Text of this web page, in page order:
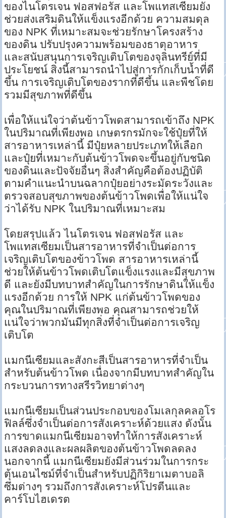
ของไนโตรเจน ฟอสฟอรัส และโพแทสเซียมยัง
ช่วยส่งเสริมดินให้แข็งแรงอีกด้วย ความสมดุล
ของ NPK ที่เหมาะสมจะช่วยรักษาโครงสร้าง
ของดิน ปรับปรุงความพร้อมของธาตุอาหาร
และสนับสนุนการเจริญเติบโตของจุลินทรีย์ที่มี
ประโยชน์ สิ่งนี้สามารถนำไปสู่การกักเก็บน้ำที่ดี
ขึ้น การเจริญเติบโตของรากที่ดีขึ้น และพืชโดย
รวมมีสุขภาพที่ดีขึ้น
เพื่อให้แน่ใจว่าต้นข้าวโพดสามารถเข้าถึง NPK
ในปริมาณที่เพียงพอ เกษตรกรมักจะใช้ปุ๋ยที่ให้
สารอาหารเหล่านี้ มีปุ๋ยหลายประเภทให้เลือก
และปุ๋ยที่เหมาะกับต้นข้าวโพดจะขึ้นอยู่กับชนิด
ของดินและปัจจัยอื่นๆ สิ่งสำคัญคือต้องปฏิบัติ
ตามคำแนะนำบนฉลากปุ๋ยอย่างระมัดระวังและ
ตรวจสอบสุขภาพของต้นข้าวโพดเพื่อให้แน่ใจ
ว่าได้รับ NPK ในปริมาณที่เหมาะสม
โดยสรุปแล้ว ไนโตรเจน ฟอสฟอรัส และ
โพแทสเซียมเป็นสารอาหารที่จำเป็นต่อการ
เจริญเติบโตของข้าวโพด สารอาหารเหล่านี้
ช่วยให้ต้นข้าวโพดเติบโตแข็งแรงและมีสุขภาพ
ดี และยังมีบทบาทสำคัญในการรักษาดินให้แข็ง
แรงอีกด้วย การให้ NPK แก่ต้นข้าวโพดของ
คุณในปริมาณที่เพียงพอ คุณสามารถช่วยให้
แน่ใจว่าพวกมันมีทุกสิ่งที่จำเป็นต่อการเจริญ
เติบโต
แมกนีเซียมและสังกะสีเป็นสารอาหารที่จำเป็น
สำหรับต้นข้าวโพด เนื่องจากมีบทบาทสำคัญใน
กระบวนการทางสรีรวิทยาต่างๆ
แมกนีเซียมเป็นส่วนประกอบของโมเลกุลคลอโร
ฟิลล์ซึ่งจำเป็นต่อการสังเคราะห์ด้วยแสง ดังนั้น
การขาดแมกนีเซียมอาจทำให้การสังเคราะห์
แสงลดลงและผลผลิตของต้นข้าวโพดลดลง
นอกจากนี้ แมกนีเซียมยังมีส่วนร่วมในการกระ
ตุ้นเอนไซม์ที่จำเป็นสำหรับปฏิกิริยาเมตาบอลิ
ซึมต่างๆ รวมถึงการสังเคราะห์โปรตีนและ
คาร์โบไฮเดรต